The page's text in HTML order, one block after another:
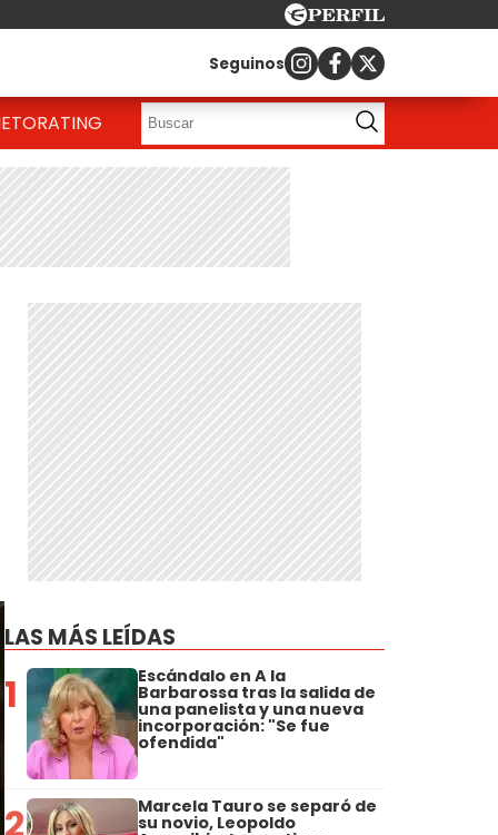
Seguinos
RATING
LAS MÁS LEÍDAS
1 Escándalo en A la
Barbarossa tras la salida de
una panelista y una nueva
incorporación: "Se fue
ofendida"
2 Marcela Tauro se separó de
su novio, Leopoldo